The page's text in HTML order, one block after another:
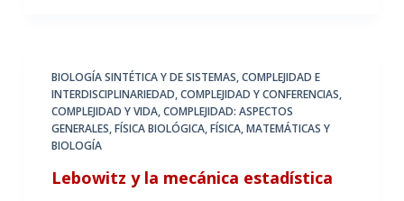
BIOLOGÍA SINTÉTICA Y DE SISTEMAS,COMPLEJIDAD E
INTERDISCIPLINARIEDAD,COMPLEJIDAD Y CONFERENCIAS,
COMPLEJIDAD Y VIDA,COMPLEJIDAD: ASPECTOS
GENERALES,FÍSICA BIOLÓGICA,FÍSICA, MATEMÁTICAS Y
BIOLOGÍA
Lebowitz y la mecánica estadística